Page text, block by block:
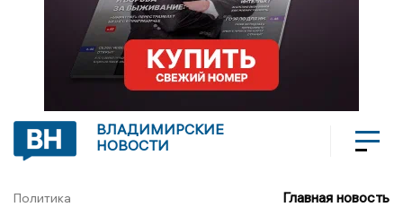
ВЛАДИМИРСКИЕ
НОВОСТИ
Политика Главная новость